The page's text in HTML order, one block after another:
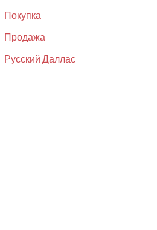
Покупка
Продажа
Русский Даллас